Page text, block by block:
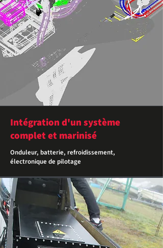
Intégration d'un système
complet et marinisé
Onduleur, batterie, refroidissement,
électronique de pilotage